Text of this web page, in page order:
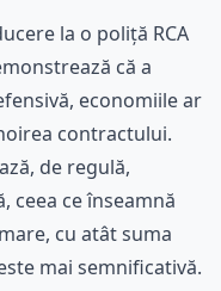
la o poliță RCA
că a
economiile ar
contractului.
de regulă,
ceea ce înseamnă
cu atât suma
mai semnificativă.